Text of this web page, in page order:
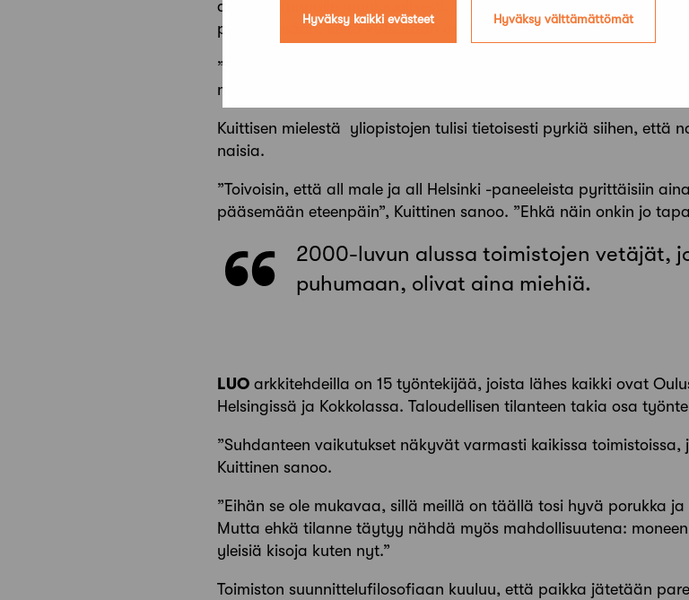
Hyväksy kaikki evästeet Hyväksy välttämättömät
ammattikunnalle monipuolisesti. Esimerkiksi
päättäessään, keitä kutsutaan osallistujiksi ja tuomareiksi.
”Siihen aikaan kun itse opiskelin, toimistojen vetäjät, joita
miehiä. Siihen luultavasti vaikutti, että professorit itsekin olivat
Kuittisen mielestä yliopistojen tulisi tietoisesti pyrkiä siihen, että
naisia.
”Toivoisin, että all male ja all Helsinki -paneeleista pyrittäisiin
pääse­mään eteenpäin”, Kuittinen sanoo. ”Ehkä näin onkin jo
2000-luvun alussa toimistojen vetäjät,
puhumaan, olivat aina miehiä.
LUO arkkitehdeilla on 15 työntekijää, joista lähes kaikki ovat
Helsing­issä ja Kokkolassa. Taloudellisen tilanteen takia osa
”Suhdanteen vaikutukset näkyvät varmasti kaikissa toimistoissa,
Kuittinen sanoo.
”Eihän se ole mukavaa, sillä meillä on täällä tosi hyvä porukka
Mutta ehkä tilanne täytyy nähdä myös mah­dollisuutena:
yleisiä kisoja kuten nyt.”
Toimiston suunnittelufilosofiaan ­kuuluu, että paikka jätetään